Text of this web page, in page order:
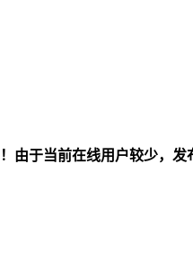
由于当前在线用户较少，